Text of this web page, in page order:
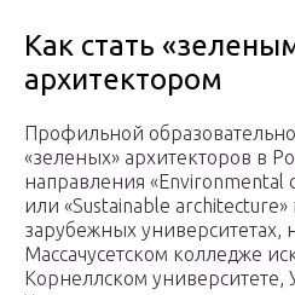
Как стать
архитектором
Профильной
«зеленых» архитекторов в
направления «Environmental
или «Sustainable
зарубежных университетах,
Массачусетском колледже
Корнеллском университете,